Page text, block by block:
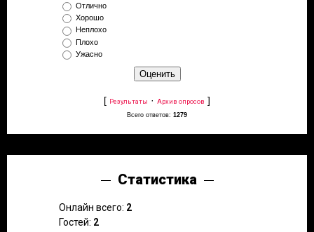
Отлично
Хорошо
Неплохо
Плохо
Ужасно
[ Результаты · Архив опросов ]
Всего ответов: 1279
Статистика
Онлайн всего: 2
Гостей: 2